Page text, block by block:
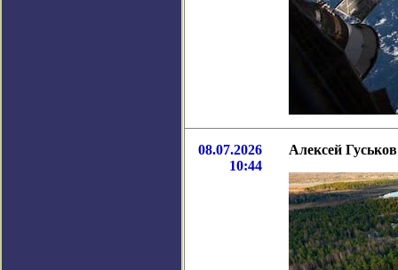
08.07.2026
10:44
Алексей